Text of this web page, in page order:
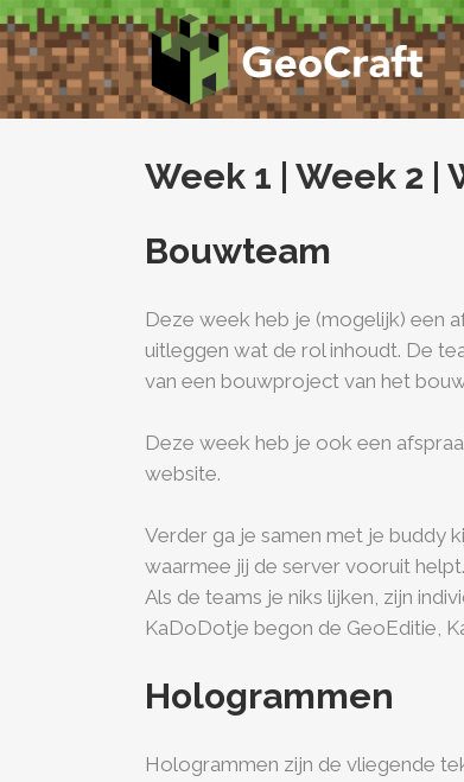
Week 1 Week 2
Bouwteam
Deze week heb je (mogelijk) een
uitleggen wat de rol inhoudt. De
van een bouwproject van het
Deze week heb je ook een
website.
Verder ga je samen met je buddy
waarmee jij de server vooruit helpt.
Als de teams je niks lijken, zijn
KaDoDotje begon de GeoEditie,
Hologrammen
Hologrammen zijn de vliegende